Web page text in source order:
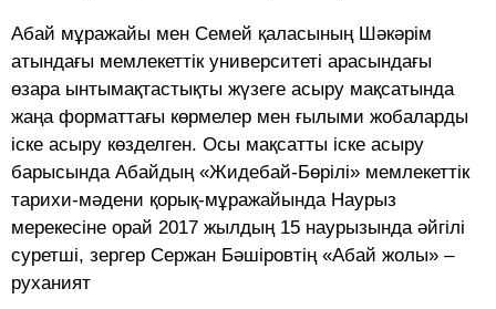
Абай мұражайы мен Семей қаласының Шәкәрім
атындағы мемлекеттік университеті арасындағы
өзара ынтымақтастықты жүзеге асыру мақсатында
жаңа форматтағы көрмелер мен ғылыми жобаларды
іске асыру көзделген. Осы мақсатты іске асыру
барысында Абайдың «Жидебай-Бөрілі» мемлекеттік
тарихи-мәдени қорық-мұражайында Наурыз
мерекесіне орай 2017 жылдың 15 наурызында әйгілі
суретші, зергер Сержан Бәшіровтің «Абай жолы» –
руханият